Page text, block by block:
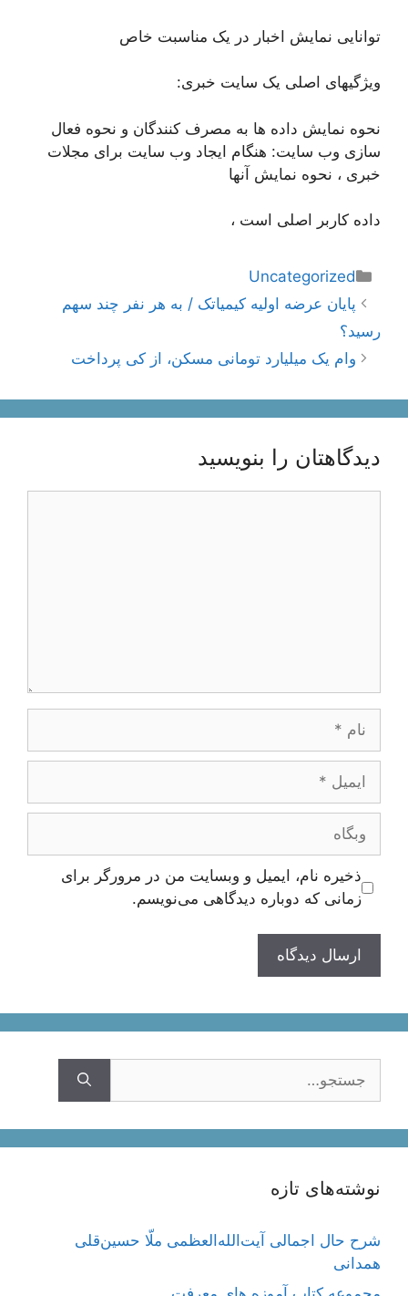
توانایی نمایش اخبار در یک مناسبت خاص
ویژگیهای اصلی یک سایت خبری:
نحوه نمایش داده ها به مصرف کنندگان و نحوه فعال
سازی وب سایت: هنگام ایجاد وب سایت برای مجلات
خبری ، نحوه نمایش آنها
داده کاربر اصلی است ،
دسته‌ها
Uncategorized
ناوبری
نوشته‌ها
پایان عرضه اولیه کیمیاتک / به هر نفر چند سهم
رسید؟
وام یک میلیارد تومانی مسکن، از کی پرداخت
دیدگاهتان را بنویسید
ایمیل
وبگاه
ذخیره نام، ایمیل و وبسایت من در مرورگر برای
زمانی که دوباره دیدگاهی می‌نویسم.
نوشته‌های تازه
شرح حال اجمالی آیت‌الله‌العظمی ملّا حسین‌قلی
همدانی